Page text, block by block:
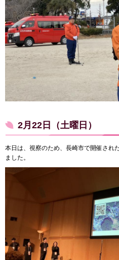
2月22日（土曜日）
本日は、視察のため、長崎市で開催され
ました。